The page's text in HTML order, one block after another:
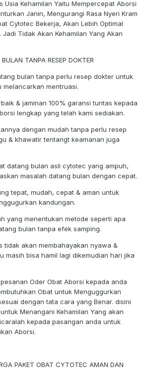
Usia Kehamilan Yaitu Mempercepat Aborsi
Janin, Mengurangi Rasa Nyeri Kram
Cytotec Bekerja, Akan Lebih Optimal
Jadi Tidak Akan Kehamilan Yang Akan
TANPA RESEP DOKTER
bulan tanpa perlu resep dokter untuk
melancarkan mentruasi.
& jaminan 100% garansi tuntas kepada
lengkap yang telah kami sediakan.
dengan mudah tanpa perlu resep
& khawatir tentangt keamanan juga
datang bulan asli cytotec yang ampuh,
masalah datang bulan dengan cepat.
tepat, mudah, cepat & aman untuk
kandungan.
yang menentukan metode seperti apa
bulan tanpa efek samping.
tidak akan membahayakan nyawa &
masih bisa hamil lagi dikemudian hari jika
Oder Obat Aborsi kepada anda
Obat untuk Menguggurkan
dengan tata cara yang Benar. disini
Menangani Kehamilan Yang akan
kepada pasangan anda untuk
Aborsi.
PAKET OBAT CYTOTEC AMAN DAN